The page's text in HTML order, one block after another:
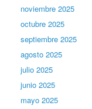
noviembre 2025
octubre 2025
septiembre 2025
agosto 2025
julio 2025
junio 2025
mayo 2025